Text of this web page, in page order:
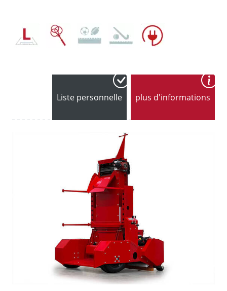
Liste personnelle plus d'informations